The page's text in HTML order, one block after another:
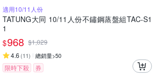
適用10/11人份
TATUNG大同 10/11人份不鏽鋼蒸盤組TAC-S1
1
$968 $1,029
4.6 (11) 總銷量>50
限時下殺
券